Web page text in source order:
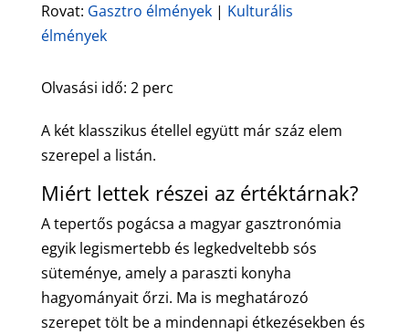
Rovat: Gasztro élmények| Kulturális
élmények
Olvasási idő: 2 perc
A két klasszikus étellel együtt már száz elem
szerepel a listán.
Miért lettek részei az értéktárnak?
A tepertős pogácsa a magyar gasztronómia
egyik legismertebb és legkedveltebb sós
süteménye, amely a paraszti konyha
hagyományait őrzi. Ma is meghatározó
szerepet tölt be a mindennapi étkezésekben és